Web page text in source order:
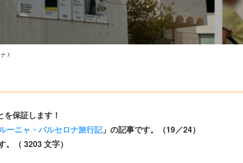
保証します！
ーニャ・バルセロナ旅行記」の記事です。（19／24）
。（ 3203 文字）